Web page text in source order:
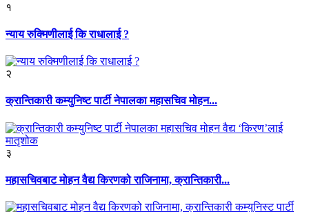
१
न्याय रुक्मिणीलाई कि राधालाई ?
२
क्रान्तिकारी कम्युनिष्ट पार्टी नेपालका महासचिव मोहन...
३
महासचिवबाट मोहन वैद्य किरणको राजिनामा, क्रान्तिकारी...